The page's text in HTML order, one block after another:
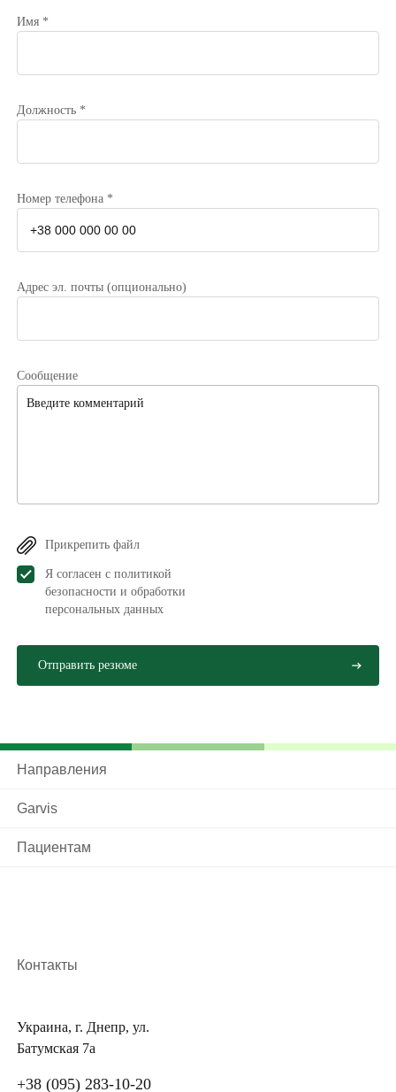
Имя *
Должность *
Номер телефона *
Адрес эл. почты (опционально)
Сообщение
Прикрепить файл
Я согласен с политикой
безопасности и обработки
персональных данныx
Направления
Garvis
Пациентам
Контакты
Украина, г. Днепр, ул.
Батумская 7а
+38 (095) 283-10-20